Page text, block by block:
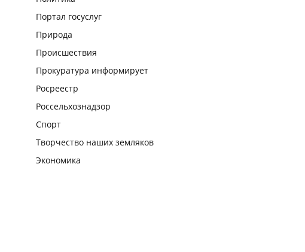
Портал госуслуг
Природа
Происшествия
Прокуратура информирует
Росреестр
Россельхознадзор
Спорт
Творчество наших земляков
Экономика